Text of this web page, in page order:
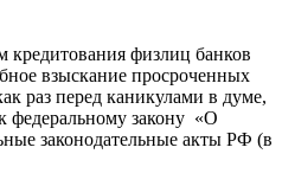
физлиц банков
взыскание просроченных
раз перед каникулами в думе,
федеральному закону «О
законодательные акты РФ (в